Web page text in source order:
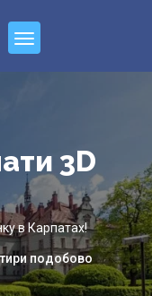
3D
в Карпатах!
подобово